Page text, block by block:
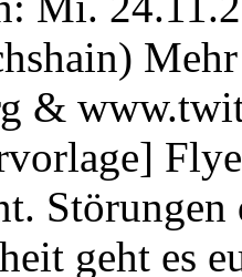
&
geht es